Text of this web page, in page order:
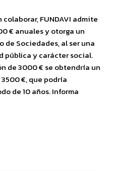
FUNDAVI admite
€ anuales y otorga un
de Sociedades, al ser una
pública y carácter social.
de 3000 € se obtendría un
€, que podría
de 10 años. Informa